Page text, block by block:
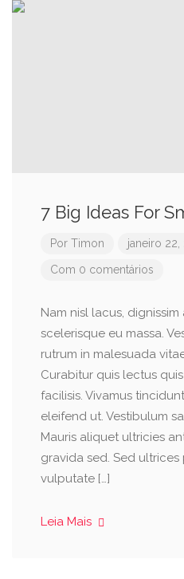
7 Big Ideas For
Por Timon janeiro 22,
Com 0 comentários
Nam nisl lacus,
scelerisque eu massa.
rutrum in malesuada
Curabitur quis lectus
facilisis. Vivamus
eleifend ut. Vestibulum
Mauris aliquet ultricies
gravida sed. Sed
vulputate […]
Leia Mais